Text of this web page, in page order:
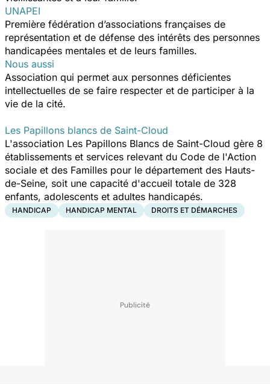
UNAPEI
Première fédération d’associations françaises de
représentation et de défense des intérêts des personnes
handicapées mentales et de leurs familles.
Nous aussi
Association qui permet aux personnes déficientes
intellectuelles de se faire respecter et de participer à la
vie de la cité.
Les Papillons blancs de Saint-Cloud
L'association Les Papillons Blancs de Saint-Cloud gère 8
établissements et services relevant du Code de l'Action
sociale et des Familles pour le département des Hauts-
de-Seine, soit une capacité d'accueil totale de 328
enfants, adolescents et adultes handicapés.
HANDICAP HANDICAP MENTAL DROITS ET DÉMARCHES